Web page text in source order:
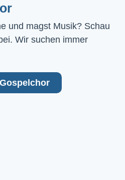
und magst Musik? Schau
Wir suchen immer